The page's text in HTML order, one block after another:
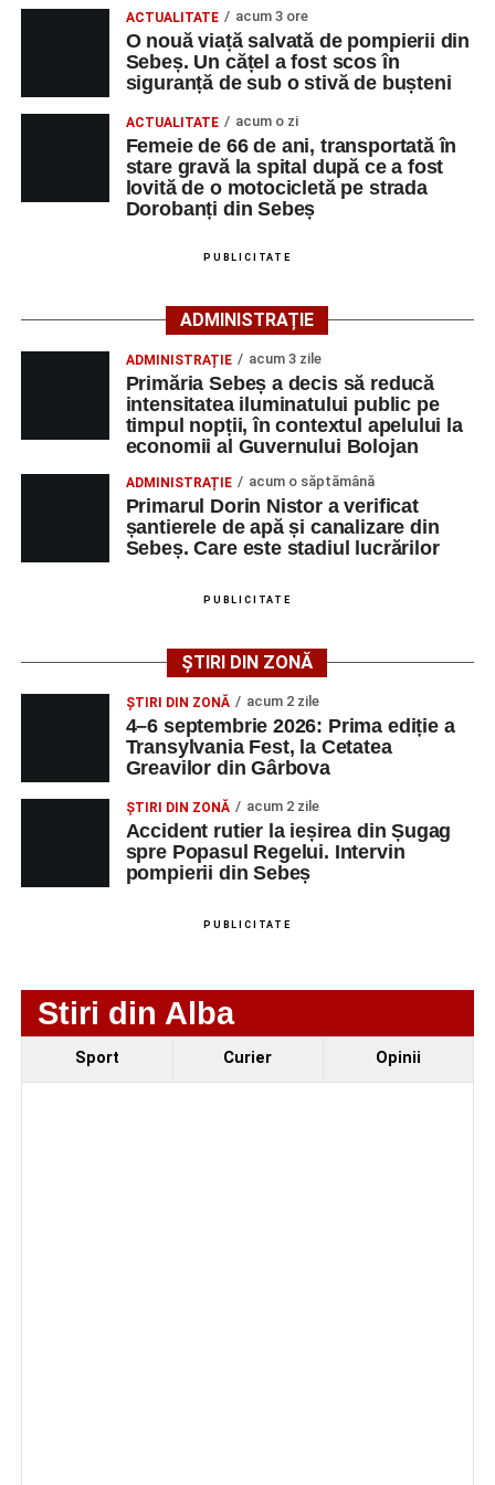
rutier soldat cu victime.
La fața locului s-au deplasat polițiștii rutieri, care au
stabilit că un bărbat de 53 de ani, din Sebeș, conducea o
motocicletă pe direcția Daia Română – Sebeș. Acesta ar
fi surprins și accidentat o femeie de 66 de ani, din Sebeș,
care traversa strada printr-un loc nepermis.
În urma impactului, femeia a suferit leziuni corporale
Motociclistul a fost testat cu aparatul etilotest, rezultatul
fiind negativ.
Polițiștii continuă cercetările pentru stabilirea tuturor
împrejurărilor în care s-a produs accidentul, în cadrul unui
dosar penal întocmit pentru săvârșirea infracțiunii de
vătămare corporală din culpă.
Ultimele știri din Sebeș
O nouă viață salvată de pompierii din Sebeș. Un
cățel a fost scos în siguranță de sub o stivă de
bușteni
Femeie de 66 de ani, transportată în stare gravă la
spital după ce a fost lovită de o motocicletă pe
strada Dorobanți din Sebeș
Accident pe strada Dorobanți din Sebeș: fermeie
ACTUALITATE acum 3 ore
O nouă viață salvată de pompierii din
Sebeș. Un cățel a fost scos în
siguranță de sub o stivă de bușteni
ACTUALITATE acum o zi
Femeie de 66 de ani, transportată în
stare gravă la spital după ce a fost
lovită de o motocicletă pe strada
Dorobanți din Sebeș
PUBLICITATE
ADMINISTRAȚIE
ADMINISTRAȚIE acum 3 zile
Primăria Sebeș a decis să reducă
intensitatea iluminatului public pe
timpul nopții, în contextul apelului la
economii al Guvernului Bolojan
ADMINISTRAȚIE acum o săptămână
Primarul Dorin Nistor a verificat
șantierele de apă și canalizare din
Sebeș. Care este stadiul lucrărilor
PUBLICITATE
ȘTIRI DIN ZONĂ
ȘTIRI DIN ZONĂ acum 2 zile
4–6 septembrie 2026: Prima ediție a
Transylvania Fest, la Cetatea
Greavilor din Gârbova
ȘTIRI DIN ZONĂ acum 2 zile
Accident rutier la ieșirea din Șugag
spre Popasul Regelui. Intervin
pompierii din Sebeș
PUBLICITATE
Stiri din Alba
Sport Curier Opinii